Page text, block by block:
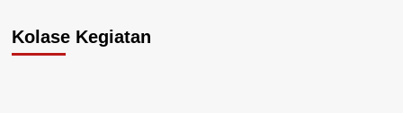
Kolase Kegiatan